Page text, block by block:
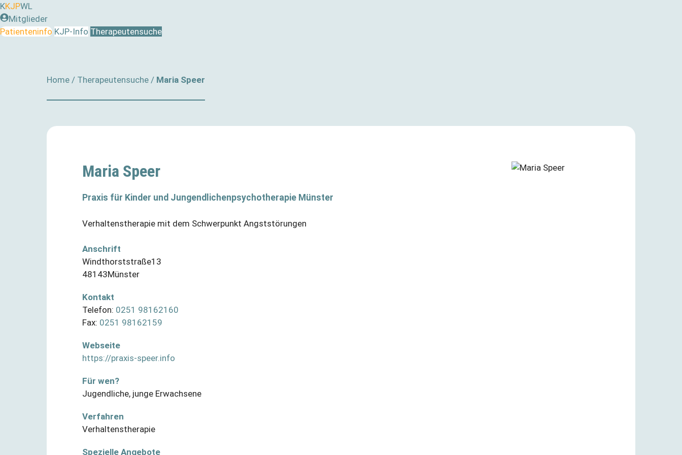
Zum
Inhalt
springen
KKJPWL
Mitglieder
Patienteninfo KJP-Info Therapeutensuche
Home / Therapeutensuche / Maria Speer
Maria Speer
Praxis für Kinder und Jungendlichenpsychotherapie Münster
Verhaltenstherapie mit dem Schwerpunkt Angststörungen
Anschrift
Windthorststraße13
48143Münster
Kontakt
Telefon: 0251 98162160
Fax: 0251 98162159
Webseite
https://praxis-speer.info
Für wen?
Jugendliche, junge Erwachsene
Verfahren
Verhaltenstherapie
Spezielle Angebote